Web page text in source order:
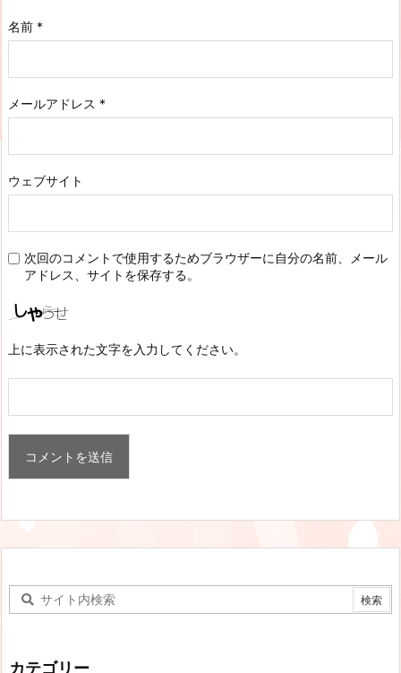
名前 *
メールアドレス *
ウェブサイト
次回のコメントで使用するためブラウザーに自分の名前、メール
アドレス、サイトを保存する。
上に表示された文字を入力してください。
カテゴリー